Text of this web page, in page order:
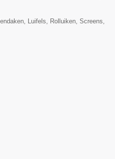
Luifels, Rolluiken, Screens,